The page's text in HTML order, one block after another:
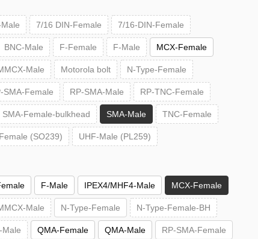
7/16 DIN-Female 7/16-DIN-Female
BNC-Male F-Female F-Male MCX-Female
Male Motorola bolt N-Type-Female
SMA-Female RP-SMA-Male RP-TNC-Female
SMA-Female-bulkhead SMA-Male TNC-Female
(SO239) UHF-Male (PL259)
F-Male IPEX4/MHF4-Male MCX-Female
Male N-Type-Female N-Type-Female-BH
Male QMA-Female QMA-Male RP-SMA-Female